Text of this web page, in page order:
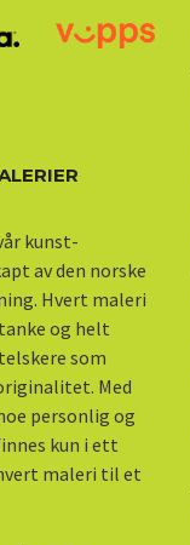
kunst-
av den norske
Hvert maleri
og helt
som
Med
personlig og
kun i ett
maleri til et